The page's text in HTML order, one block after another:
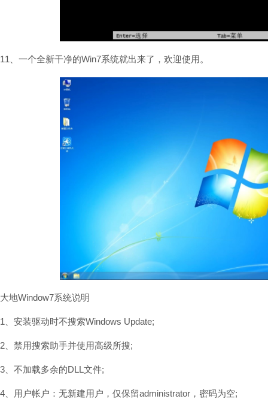
11、一个全新干净的Win7系统就出来了，欢迎使用。
大地Window7系统说明
1、安装驱动时不搜索Windows Update;
2、禁用搜索助手并使用高级所搜;
3、不加载多余的DLL文件;
4、用户帐户：无新建用户，仅保留administrator，密码为空;